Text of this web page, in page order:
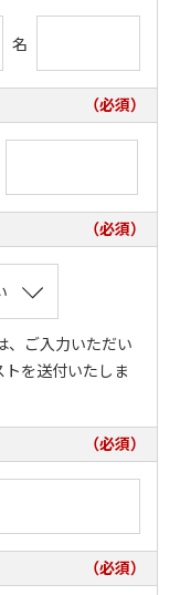
名
（必須）
（必須）
、ご入力いただい
を送付いたしま
（必須）
（必須）